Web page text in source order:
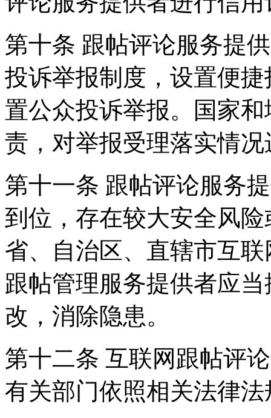
第十条 跟帖评论服务提
投诉举报制度，设置便
置公众投诉举报。国家
责，对举报受理落实情
第十一条 跟帖评论服务
到位，存在较大安全风
省、自治区、直辖市互
跟帖管理服务提供者应
改，消除隐患。
第十二条 互联网跟帖评
有关部门依照相关法律